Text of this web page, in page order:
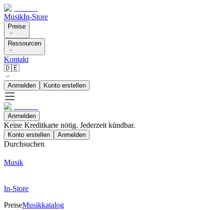
MusikIn-Store
Preise
Ressourcen
Kontakt
🇩🇪
Anmelden Konto erstellen
Anmelden
Keine Kreditkarte nötig. Jederzeit kündbar.
Konto erstellen Anmelden
Durchsuchen
Musik
In-Store
PreiseMusikkatalog